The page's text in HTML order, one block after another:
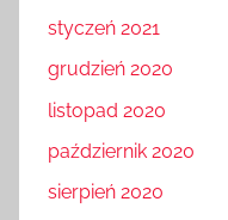
styczeń 2021
grudzień 2020
listopad 2020
październik 2020
sierpień 2020